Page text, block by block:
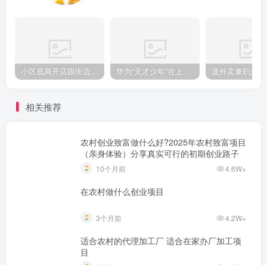
小区底商开店跟街边铺子哪个好？两边的账算下来差别不小 华为“天才少年”在上海创业获百万元大奖，用AI变革高端制造业
相关推荐
农村创业致富做什么好?2025年农村致富项目
（亲身体验）分享真实可行的初期创业路子
10个月前 4.6W+
在农村做什么创业项目
3个月前 4.2W+
适合农村的代理加工厂 适合在家办厂加工项
目